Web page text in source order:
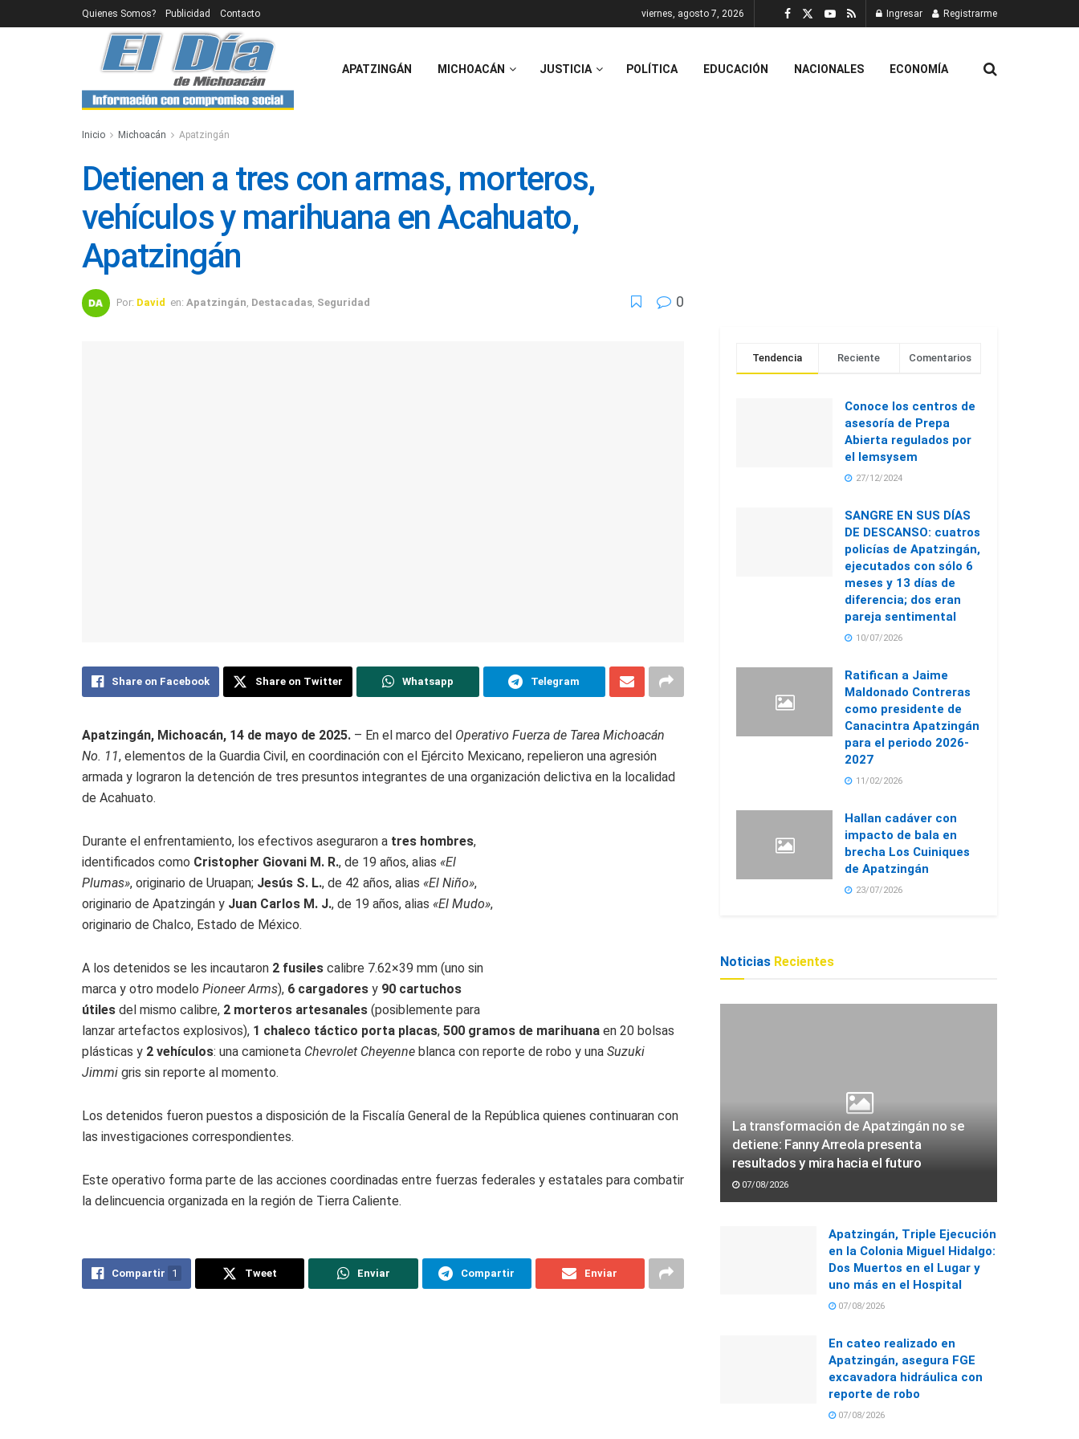
Quienes Somos? Publicidad Contacto viernes, agosto 7, 2026 Ingresar Registrarme
APATZINGÁN MICHOACÁN JUSTICIA POLÍTICA EDUCACIÓN NACIONALES ECONOMÍA
Inicio Michoacán Apatzingán
Detienen a tres con armas, morteros,
vehículos y marihuana en Acahuato,
Apatzingán
Por: David en: Apatzingán Destacadas Seguridad 0
Share on Facebook Share on Twitter Whatsapp Telegram
Apatzingán, Michoacán, 14 de mayo de 2025. – En el marco del Operativo Fuerza de Tarea Michoacán
No. 11, elementos de la Guardia Civil, en coordinación con el Ejército Mexicano, repelieron una agresión
armada y lograron la detención de tres presuntos integrantes de una organización delictiva en la localidad
de Acahuato.
Durante el enfrentamiento, los efectivos aseguraron a tres hombres,
identificados como Cristopher Giovani M. R., de 19 años, alias «El
Plumas», originario de Uruapan; Jesús S. L., de 42 años, alias «El Niño»,
originario de Apatzingán y Juan Carlos M. J., de 19 años, alias «El Mudo»,
originario de Chalco, Estado de México.
A los detenidos se les incautaron 2 fusiles calibre 7.62×39 mm (uno sin
marca y otro modelo Pioneer Arms), 6 cargadores y 90 cartuchos
útiles del mismo calibre, 2 morteros artesanales (posiblemente para
lanzar artefactos explosivos), 1 chaleco táctico porta placas, 500 gramos de marihuana en 20 bolsas
plásticas y 2 vehículos: una camioneta Chevrolet Cheyenne blanca con reporte de robo y una Suzuki
Jimmi gris sin reporte al momento.
Los detenidos fueron puestos a disposición de la Fiscalía General de la República quienes continuaran con
las investigaciones correspondientes.
Este operativo forma parte de las acciones coordinadas entre fuerzas federales y estatales para combatir
la delincuencia organizada en la región de Tierra Caliente.
Compartir 1 Tweet Enviar Compartir Enviar
Tendencia Reciente Comentarios
Conoce los centros de
asesoría de Prepa
Abierta regulados por
el Iemsysem
27/12/2024
SANGRE EN SUS DÍAS
DE DESCANSO: cuatros
policías de Apatzingán,
ejecutados con sólo 6
meses y 13 días de
diferencia; dos eran
pareja sentimental
10/07/2026
Ratifican a Jaime
Maldonado Contreras
como presidente de
Canacintra Apatzingán
para el periodo 2026-
2027
11/02/2026
Hallan cadáver con
impacto de bala en
brecha Los Cuiniques
de Apatzingán
23/07/2026
Noticias Recientes
La transformación de Apatzingán no se
detiene: Fanny Arreola presenta
resultados y mira hacia el futuro
07/08/2026
Apatzingán, Triple Ejecución
en la Colonia Miguel Hidalgo:
Dos Muertos en el Lugar y
uno más en el Hospital
07/08/2026
En cateo realizado en
Apatzingán, asegura FGE
excavadora hidráulica con
reporte de robo
07/08/2026